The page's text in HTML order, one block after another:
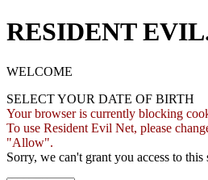
RESIDENT
WELCOME
SELECT YOUR DATE OF BIRTH
Your browser is currently blocking
To use Resident Evil Net, please
"Allow".
Sorry, we can't grant you access to this